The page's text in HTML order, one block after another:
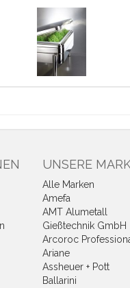
UNSERE
Alle Marken
Amefa
AMT Alumetall
Gießtechnik GmbH
Arcoroc
Ariane
Assheuer + Pott
Ballarini